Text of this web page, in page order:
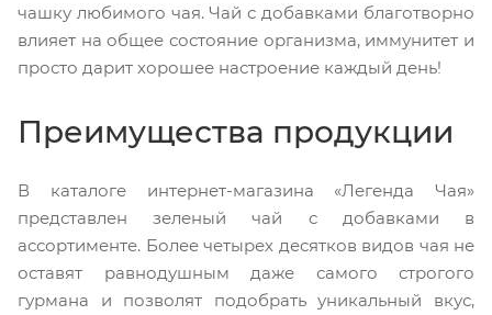
чашку любимого чая. Чай с добавками благотворно
влияет на общее состояние организма, иммунитет и
просто дарит хорошее настроение каждый день!
Преимущества продукции
В каталоге интернет-магазина «Легенда Чая»
представлен зеленый чай с добавками в
ассортименте. Более четырех десятков видов чая не
оставят равнодушным даже самого строгого
гурмана и позволят подобрать уникальный вкус,